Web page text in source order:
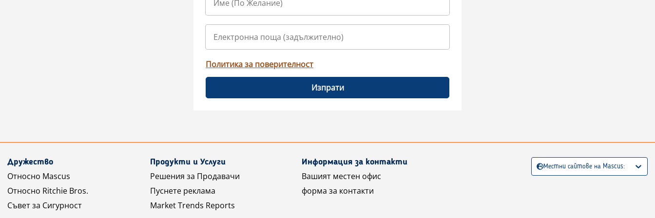
Политика за поверителност
Изпрати
Дружество
Относно Mascus
Относно Ritchie Bros.
Съвет за Сигурност
Продукти и Услуги
Решения за Продавачи
Пуснете реклама
Market Trends Reports
Информация за контакти
Вашият местен офис
форма за контакти
Местни сайтове на Mascus: